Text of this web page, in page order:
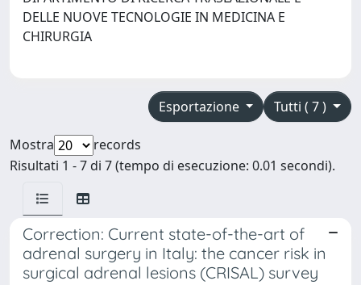
DELLE NUOVE TECNOLOGIE IN MEDICINA E
CHIRURGIA
Tutti ( 7 )
Esportazione
Mostra
records
Risultati 1 - 7 di 7 (tempo di esecuzione: 0.01 secondi).
Correction: Current state-of-the-art of
adrenal surgery in Italy: the cancer risk in
surgical adrenal lesions (CRISAL) survey